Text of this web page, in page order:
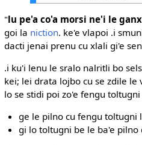
"lu pe'a co'a morsi ne'i le
goi la niction. ke'e vlapoi .i
dacti jenai prenu cu xlali gi'e
.i ku'i lenu le sralo nalritli bo
kei; lei drata lojbo cu se zdile
lo se stidi poi zo'e fengu
ge le pilno cu fengu toltugni
gi lo toltugni be le ba'e pilno